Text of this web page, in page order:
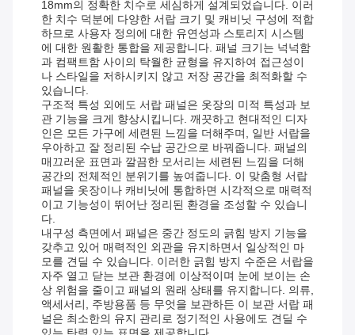
18mm의 정확한 치수로 세심하게 설계되었습니다. 이러
한 치수 덕분에 다양한 서랍 크기 및 캐비닛 구성에 적합
하므로 사용자 정의에 대한 유연성과 스토리지 시스템
에 대한 원활한 통합을 제공합니다. 패널 크기는 넉넉함
과 컴팩트함 사이의 탁월한 균형을 유지하여 접근성이
나 스타일을 저하시키지 않고 저장 공간을 최적화할 수
있습니다.
구조적 특성 외에도 서랍 패널은 옷장의 미적 특성과 보
관 기능을 크게 향상시킵니다. 깨끗하고 현대적인 디자
인은 모든 가구에 세련된 느낌을 더해주며, 일반 서랍을
우아하고 잘 정리된 수납 공간으로 바꿔줍니다. 패널의
매끄러운 표면과 깔끔한 ​​모서리는 세련된 느낌을 더해
공간의 전체적인 분위기를 높여줍니다. 이 맞춤형 서랍
패널을 옷장이나 캐비닛에 통합하면 시각적으로 매력적
이고 기능성이 뛰어난 정리된 환경을 조성할 수 있습니
다.
내구성 측면에서 패널은 중간 정도의 긁힘 방지 기능을
갖추고 있어 매력적인 외관을 유지하면서 일상적인 마
모를 견딜 수 있습니다. 이러한 긁힘 방지 수준은 서랍을
자주 열고 닫는 보관 환경에 이상적이며 눈에 보이는 손
상 위험을 줄이고 패널의 원래 상태를 유지합니다. 의류,
액세서리, 주방용품 등 무엇을 보관하든 이 보관 서랍 패
널은 최소한의 유지 관리로 정기적인 사용에도 견딜 수